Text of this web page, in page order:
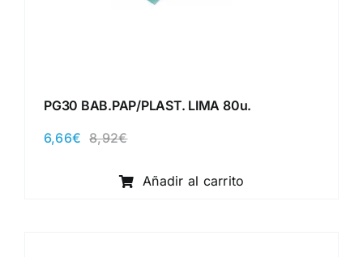
PG30 BAB.PAP/PLAST. LIMA 80u.
8,92€El
original
era:
6,66€
El
actual
es:
Añadir al carrito